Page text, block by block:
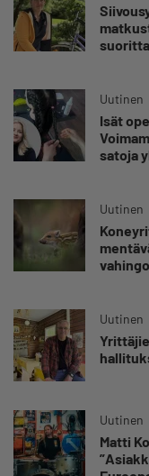
Uutinen
Isät
satoja
Uutinen
Uutinen
Uutinen
Matti